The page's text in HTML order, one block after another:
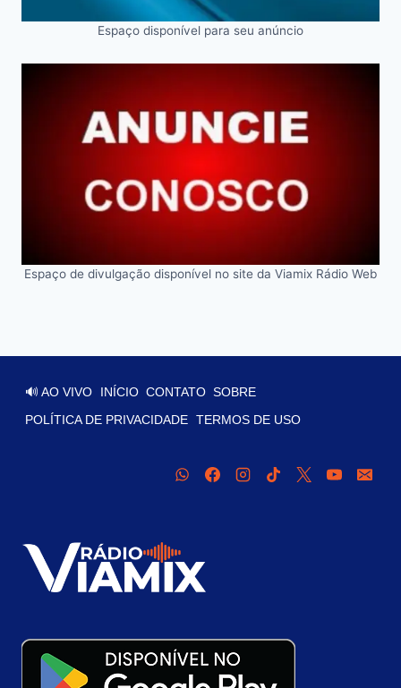
Espaço disponível para seu anúncio
Espaço de divulgação disponível no site da Viamix Rádio Web
🔊 AO VIVO INÍCIO CONTATO SOBRE
POLÍTICA DE PRIVACIDADE TERMOS DE USO